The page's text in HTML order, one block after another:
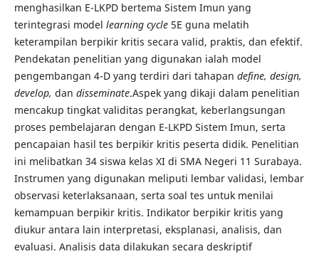
menghasilkan E-LKPD bertema Sistem Imun yang
terintegrasi model learning cycle5E guna melatih
keterampilan berpikir kritis secara valid, praktis, dan efektif.
Pendekatan penelitian yang digunakan ialah model
pengembangan 4-D yang terdiri dari tahapan define, design,
develop, dan disseminate.Aspek yang dikaji dalam penelitian
mencakup tingkat validitas perangkat, keberlangsungan
proses pembelajaran dengan E-LKPD Sistem Imun, serta
pencapaian hasil tes berpikir kritis peserta didik. Penelitian
ini melibatkan 34 siswa kelas XI di SMA Negeri 11 Surabaya.
Instrumen yang digunakan meliputi lembar validasi, lembar
observasi keterlaksanaan, serta soal tes untuk menilai
kemampuan berpikir kritis. Indikator berpikir kritis yang
diukur antara lain interpretasi, eksplanasi, analisis, dan
evaluasi. Analisis data dilakukan secara deskriptif